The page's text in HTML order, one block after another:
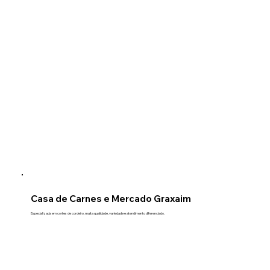
Casa de Carnes e Mercado Graxaim
Especializada em cortes de cordeiro, muita qualidade, variedade e atendimento diferenciado.